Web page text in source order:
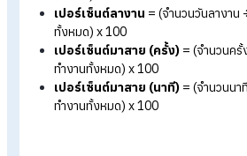
4. สูตรคำนวณเงินพนักงา